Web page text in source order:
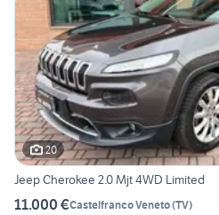
20
Jeep Cherokee 2.0 Mjt 4WD Limited
11.000 €Castelfranco Veneto(TV)